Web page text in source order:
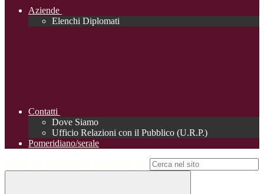
Aziende
Elenchi Diplomati
Contatti
Dove Siamo
Ufficio Relazioni con il Pubblico (U.R.P.)
Pomeridiano/serale